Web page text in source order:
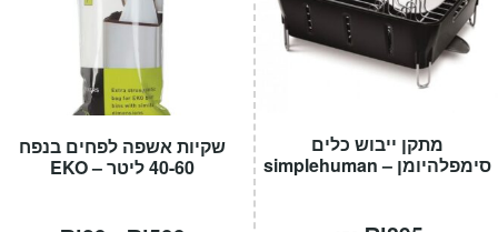
שקיות אשפה לפחים בנפח
40-60 ליטר – EKO
מתקן ייבוש כלים
סימפלהיומן – simplehuman
המחיר